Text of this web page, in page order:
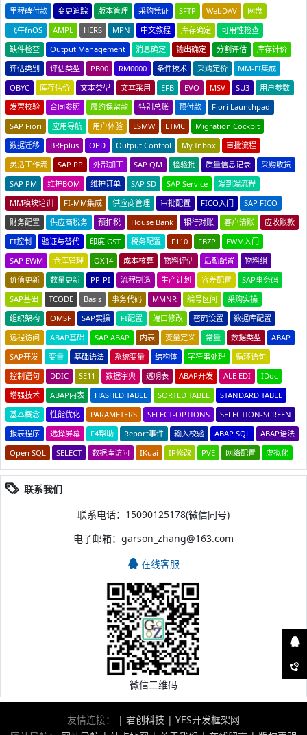
里程碑付款
变更追踪 版本管理 采购凭证 SFTP WebDAV
网盘
飞牛fnOS
AMPL HERS MPN 中文教程 库存确定
可用性检查
缺件检查
Output Management 消息确定 输出确定 分割评估
库存计价
评估类别
评估类型 PB00 RM0000 条件技术 采购定价
MM-FI集成
OBYC
库存估价 文本类型 文本采用 EFB EVO MSV SU3
用户参数
发票校验
合同参照 履约保留款 特别总账 预付款
Fiori Launchpad
SAP Fiori
应用导航 用户体验 LSMW LTMC
Migration Cockpit
数据迁移
BRFplus OPD Output Control My Inbox
审批流程
灵活工作流
SAP PP 外部加工 SAP QM 检验批 质量信息记录
采购收货
SAP PM
维护BOM 维护订单 SAP SD SAP Service
端到端流程
MM模块培训
FI-MM集成 供应商管理 审批配置 FICO入门
SAP FICO
财务配置
供应商税务 预扣税 House Bank 银行对账 客户清账
应收账款
FI控制
验证与替代 印度 GST 税务配置 F110 FBZP
EWM入门
SAP EWM
仓库管理 OX14 成本核算 物料评估 后勤配置
物料组
价值更新
数量更新 PP-PI 流程制造 生产计划 容差配置
SAP事务码
SAP基础
TCODE Basis 事务代码 MMNR 编号区间
采购实操
组织架构
OMSF SAP实操 FI配置 端口修改 密码设置
数据库配置
远程访问
ABAP基础 SAP ABAP 内表 变量定义 常量 数据类型
ABAP
SAP开发
变量 基础语法 系统变量 结构体 字符串处理
循环语句
控制语句
DDIC SE11 数据字典 透明表 ABAP开发 ALE EDI
IDoc
增强技术
ABAP内表 HASHED TABLE SORTED TABLE
STANDARD TABLE
基本概念
性能优化 PARAMETERS SELECT-OPTIONS
SELECTION-SCREEN
报表程序
选择屏幕 F4帮助 Report事件 输入校验 ABAP SQL
ABAP语法
Open SQL
SELECT 数据库访问 IKuai IP修改 PVE 网络配置 虚拟化
联系我们
联系电话：15090125178(微信同号)
电子邮箱：garson_zhang@163.com
在线客服
微信二维码
友情连接： | 君创科技 | YES开发框架网